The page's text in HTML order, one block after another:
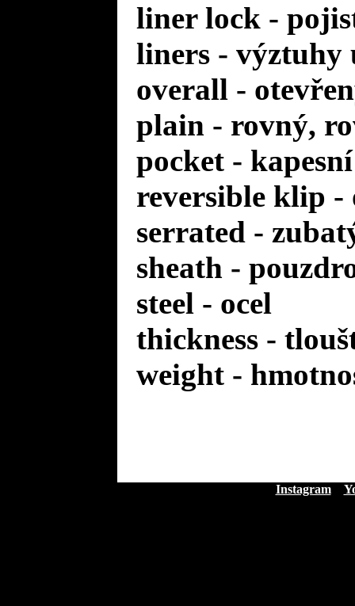
liner lock -
liners -
overall -
plain - rovný,
pocket - kapesní
reversible klip
serrated -
sheath -
steel - ocel
thickness -
weight -
Instagram